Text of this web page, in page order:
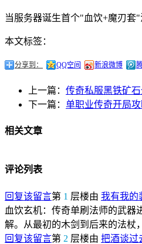
当服务器诞生首个"血饮+魔刃套
本文标签：
分享到： QQ空间 新浪微博
上一篇： 传奇私服黑铁矿
下一篇： 单职业传奇开局
相关文章
评论列表
回复该留言第 1 层楼由 我有我的
血饮玄机：传奇单刷法师的武器
解。从最初的木剑到后来的法杖
回复该留言第 2 层楼由 把酒谈过